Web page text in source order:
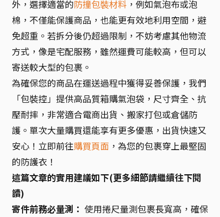
外，選擇適當的防撞包裝材料 ，例如氣泡布或泡
棉，不僅能保護商品，也能更有效地利用空間，避
免超重。若拆分後仍超過限制，不妨考慮其他物流
方式，像是宅配服務，雖然運費可能較高，但可以
寄送較大型的包裹。
為確保您的商品在運送過程中獲得妥善保護，我們
「包裝控」提供高品質箱購氣泡袋，尺寸齊全、抗
壓耐摔，非常適合電商出貨、搬家打包或倉儲防
護。單次大量購買還能享有更多優惠，出貨快速又
安心！立即前往購買頁面 ，為您的包裹穿上最堅固
的防護衣！
這篇文章的實用建議如下(更多細節請繼續往下閱
讀)
寄件前務必量測： 使用捲尺量測包裹長寬高，確保